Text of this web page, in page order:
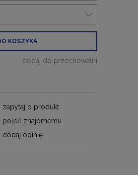
KOSZYKA
dodaj do przechowalni
zapytaj o produkt
poleć znajomemu
dodaj opinię